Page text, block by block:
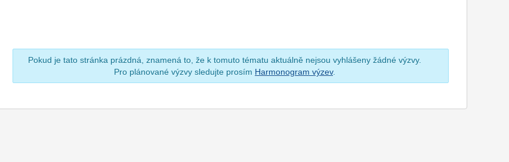
Pokud je tato stránka prázdná, znamená to, že k tomuto tématu aktuálně nejsou vyhlášeny žádné výzvy.
Pro plánované výzvy sledujte prosím Harmonogram výzev.